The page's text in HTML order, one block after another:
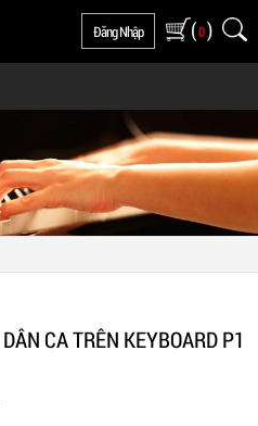
Đăng Nhập (0)
CA TRÊN KEYBOARD P1